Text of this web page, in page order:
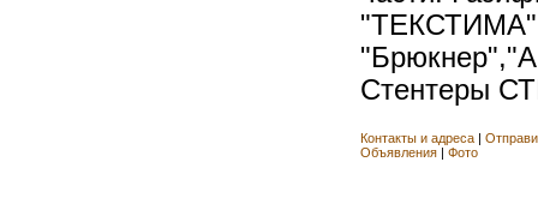
Стентеры
Контакты и адреса |
Объявления | Фото